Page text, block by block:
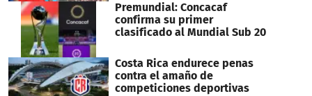
Premundial: Concacaf
confirma su primer
clasificado al Mundial Sub 20
Costa Rica endurece penas
contra el amaño de
competiciones deportivas